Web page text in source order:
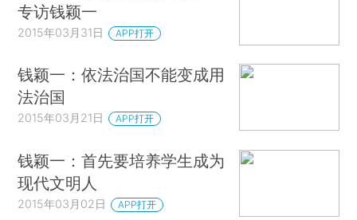
专访钱颖一
2015年03月31日 APP打开
钱颖一：依法治国不能变成用
法治国
2015年03月21日 APP打开
钱颖一：首先要培养学生成为
现代文明人
2015年03月02日 APP打开